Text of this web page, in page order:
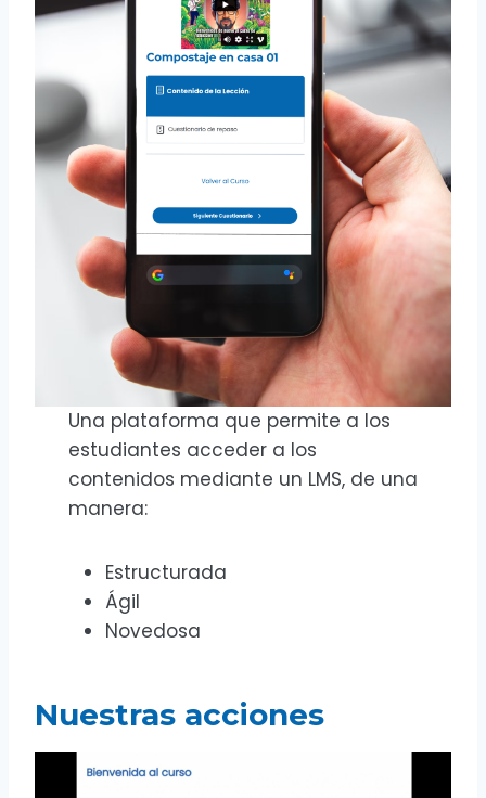
Una plataforma que permite a los
estudiantes acceder a los
contenidos mediante un LMS, de una
manera:
Estructurada
Ágil
Novedosa
Nuestras acciones